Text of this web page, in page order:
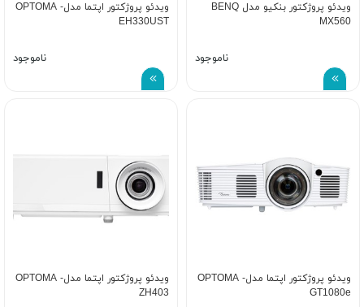
ویدئو پروژکتور بنکیو مدل BENQ
MX560
ناموجود
ویدئو پروژکتور اپتما مدل- OPTOMA
EH330UST
ناموجود
ویدئو پروژکتور اپتما مدل- OPTOMA
GT1080e
ویدئو پروژکتور اپتما مدل- OPTOMA
ZH403